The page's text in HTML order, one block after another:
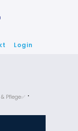
Login
Pflege✅